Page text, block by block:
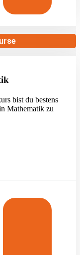
bist du bestens
Mathematik zu